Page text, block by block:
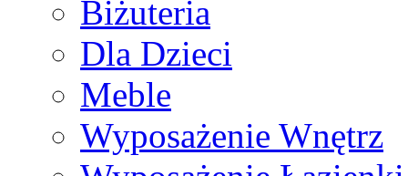
Biżuteria
Dla Dzieci
Meble
Wyposażenie Wnętrz